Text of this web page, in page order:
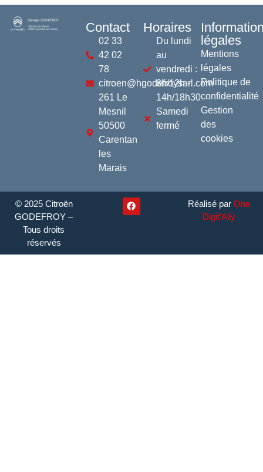
Contact
02 33
42 02
78
citroen@hgodefroysarl.com
261 Le
Mesnil
50500
Carentan
les
Marais
Horaires
Du lundi
au
vendredi :
8h/12h -
14h/18h30
Samedi
fermé
légales
Mentions
légales
Politique de
confidentialité
Gestion
des
cookies
© 2025 Citroën
GODEFROY –
Tous droits
réservés
Réalisé parOne
Digit’Ally